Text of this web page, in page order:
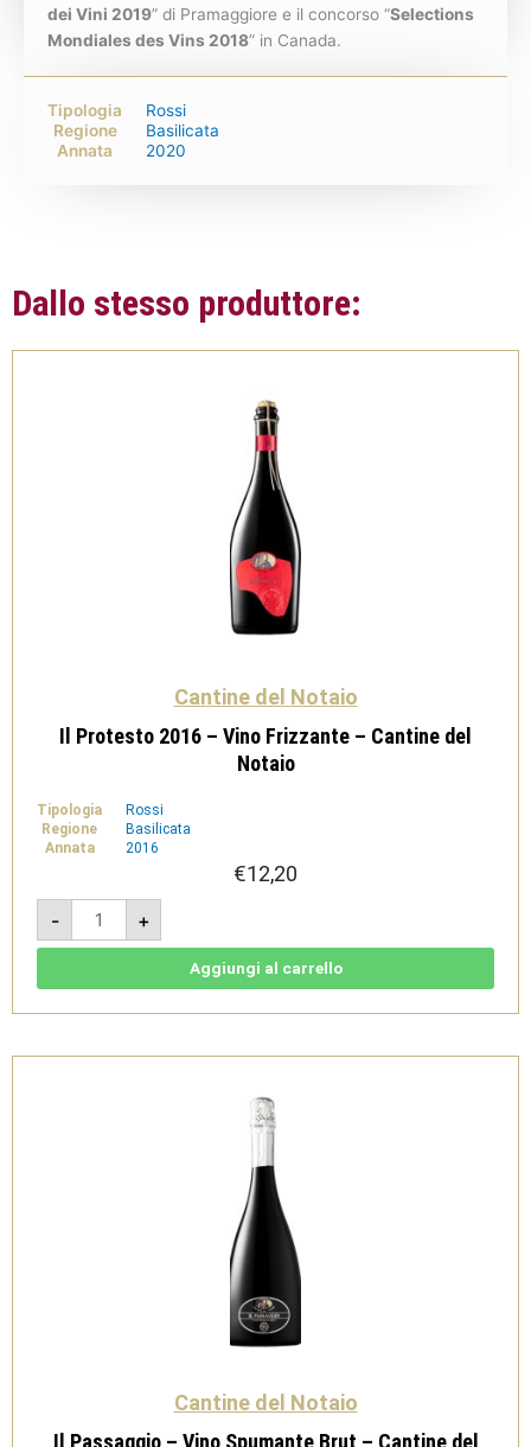
dei Vini 2019” di Pramaggiore e il concorso “Selections
Mondiales des Vins 2018” in Canada.
Tipologia
Rossi
Regione
Basilicata
Annata
2020
Dallo stesso produttore:
Cantine del Notaio
Il Protesto 2016 – Vino Frizzante – Cantine del
Notaio
Tipologia
Rossi
Regione
Basilicata
Annata
2016
€12,20
-
Il
Protesto
2016
-
Cantine
quantità
+
Aggiungi al carrello
Cantine del Notaio